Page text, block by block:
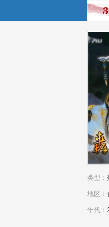
类型：
地区：
年代：